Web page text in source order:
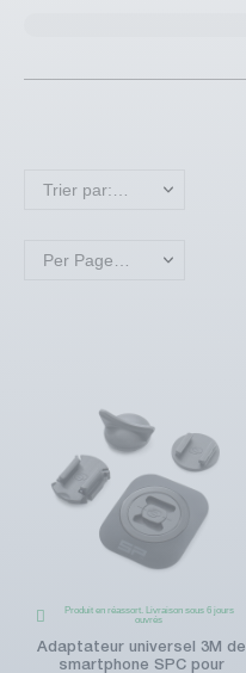
Produit en réassort. Livraison sous 6 jours
ouvrés
Adaptateur universel 3M de
smartphone SPC pour